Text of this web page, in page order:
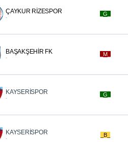
ÇAYKUR RİZESPOR
-
_G_
BAŞAKŞEHİR FK
-
_M_
KAYSERİSPOR
-
_G_
KAYSERİSPOR
-
_B_